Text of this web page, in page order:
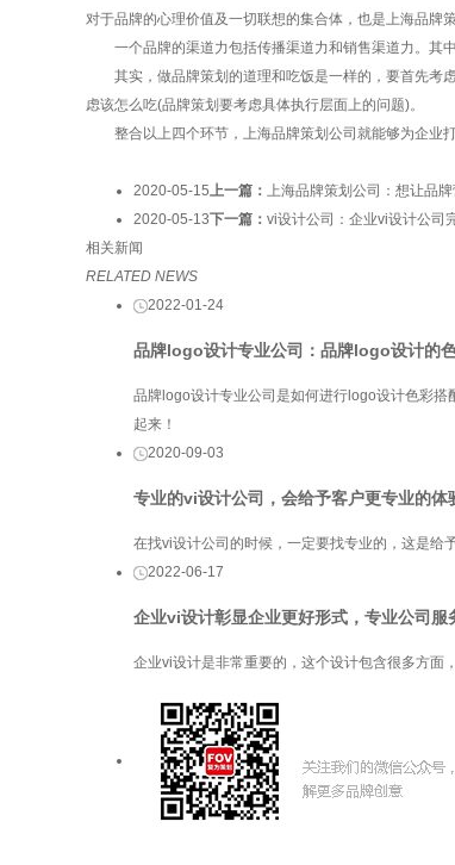
对于品牌的心理价值及一切联想的集合体，也是上海品牌
一个品牌的渠道力包括传播渠道力和销售渠道力。其中
其实，做品牌策划的道理和吃饭是一样的，要首先考虑
虑该怎么吃(品牌策划要考虑具体执行层面上的问题)。
整合以上四个环节，上海品牌策划公司就能够为企业打
2020-05-15上一篇： 上海品牌策划公司：想让品
2020-05-13下一篇： vi设计公司：企业vi设计公司
相关新闻
RELATED NEWS
2022-01-24
品牌logo设计专业公司：品牌logo设计的
品牌logo设计专业公司是如何进行logo设计色彩
起来！
2020-09-03
专业的vi设计公司，会给予客户更专业的体
在找vi设计公司的时候，一定要找专业的，这是给
2022-06-17
企业vi设计彰显企业更好形式，专业公司服
企业vi设计是非常重要的，这个设计包含很多方面